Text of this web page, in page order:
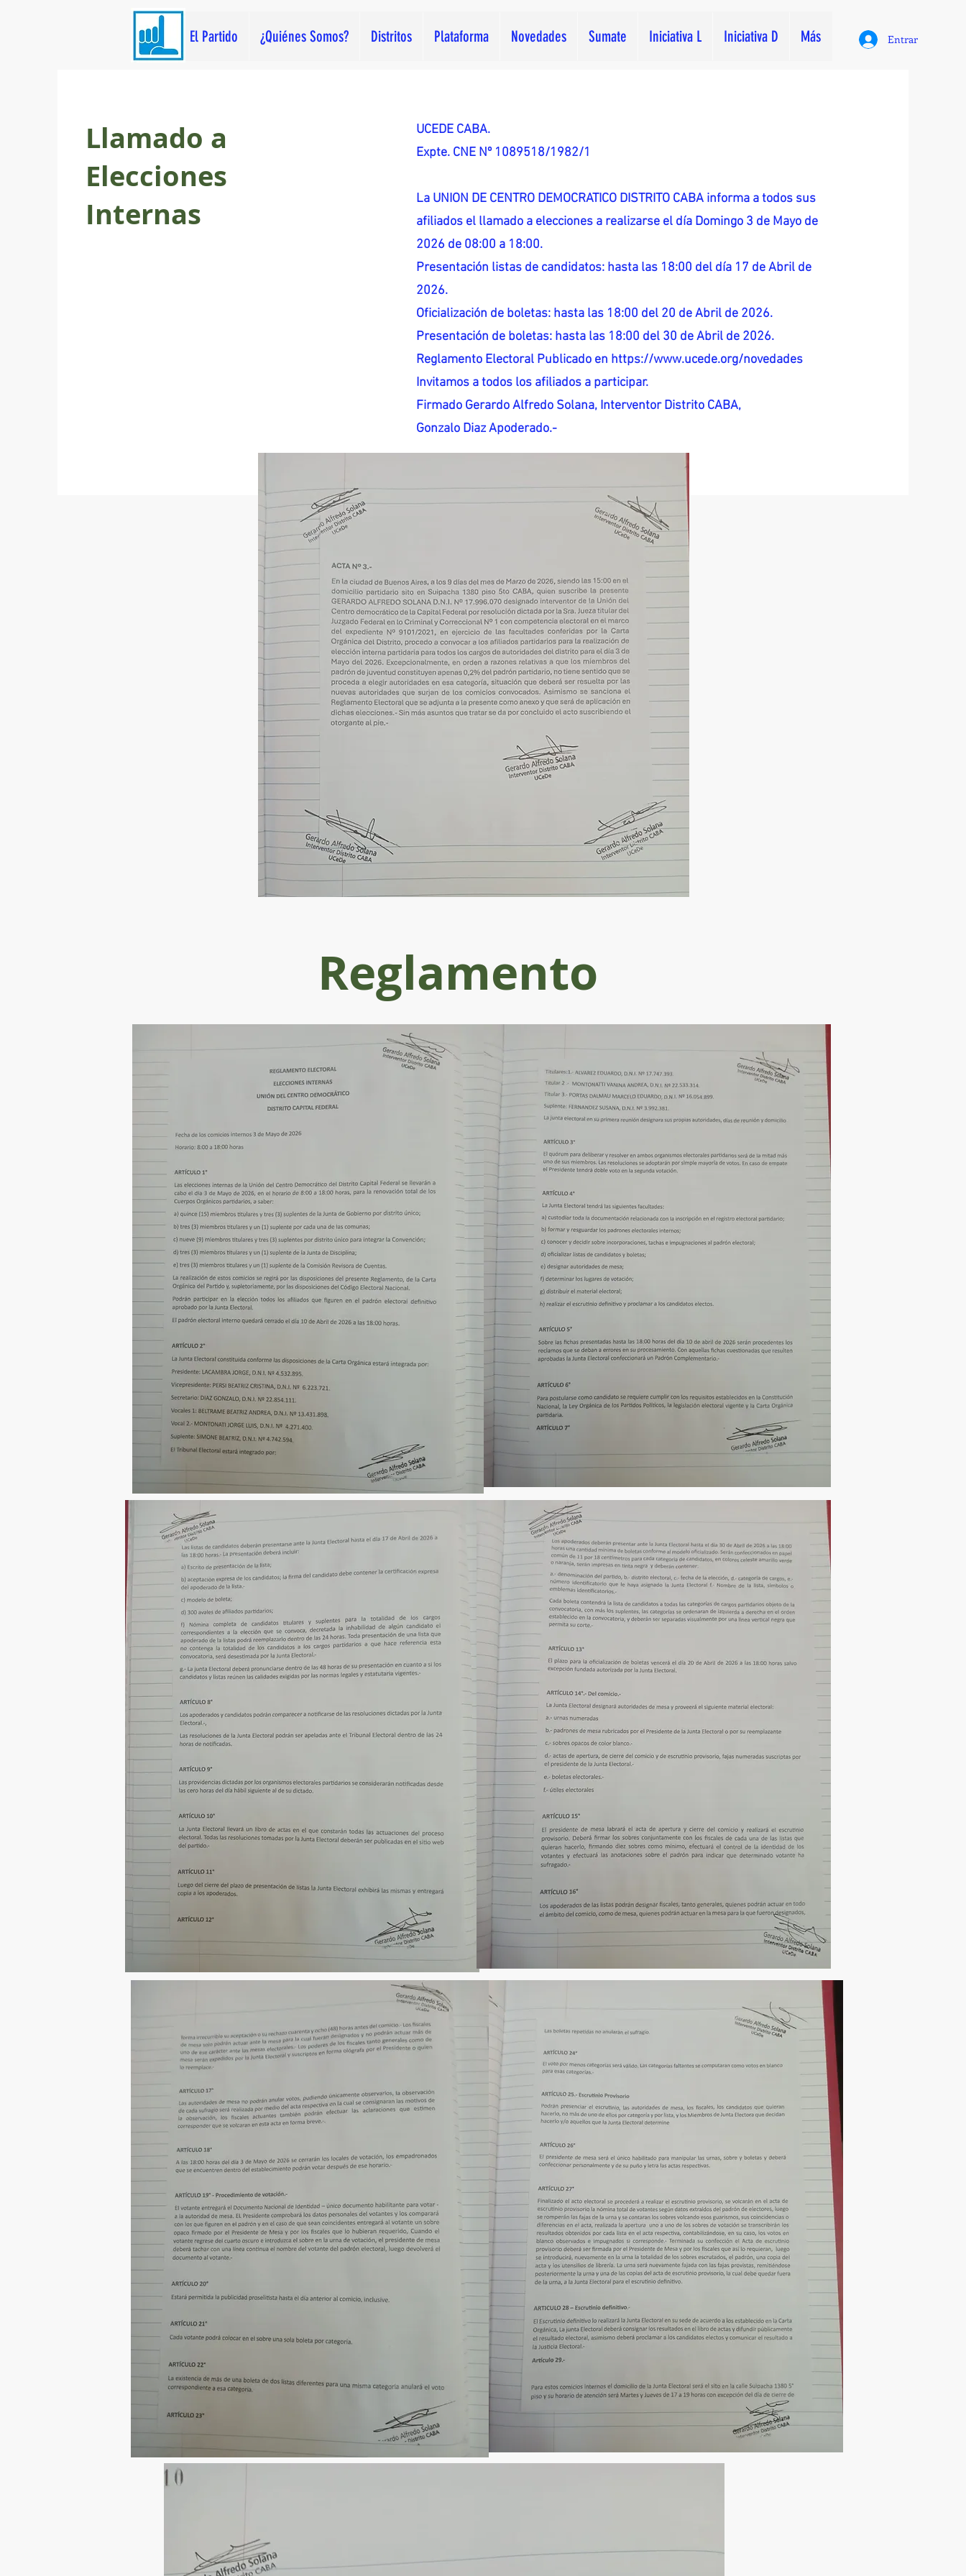
El Partido ¿Quiénes Somos? Distritos Plataforma Novedades Sumate Iniciativa L Iniciativa D Más Entrar
Llamado a
Elecciones
Internas
UCEDE CABA.
Expte. CNE Nº 1089518/1982/1
La UNION DE CENTRO DEMOCRATICO DISTRITO CABA informa a todos sus
afiliados el llamado a elecciones a realizarse el día Domingo 3 de Mayo de
2026 de 08:00 a 18:00.
Presentación listas de candidatos: hasta las 18:00 del día 17 de Abril de
2026.
Oficialización de boletas: hasta las 18:00 del 20 de Abril de 2026.
Presentación de boletas: hasta las 18:00 del 30 de Abril de 2026.
Reglamento Electoral Publicado en https://www.ucede.org/novedades
Invitamos a todos los afiliados a participar.
Firmado Gerardo Alfredo Solana, Interventor Distrito CABA,
Gonzalo Diaz Apoderado.-
Reglamento